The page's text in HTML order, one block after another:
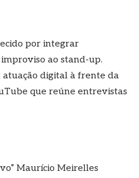
por integrar
ao stand-up.
digital à frente da
que reúne entrevistas
Maurício Meirelles